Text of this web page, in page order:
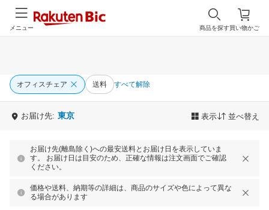
買い物かご
商品を探す
メニュー
オフィスチェア 送料 すべて解除
お届け先: 東京 表示 並べ替え
お届け先(離島除く)への最安送料とお届け日を表示していま
す。 お届け日は目安のため、正確な情報は注文画面でご確認
ください。
価格や送料、納期等の詳細は、商品のサイズや色によって異な
る場合があります